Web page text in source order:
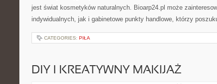
jest świat kosmetyków naturalnych. Bioarp24.pl może
indywidualnych, jak i gabinetowe punkty handlowe, którzy
CATEGORIES: PIŁA
DIY I KREATYWNY MAKIJAŻ